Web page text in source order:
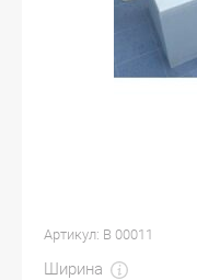
Артикул: В 00011
Ширина